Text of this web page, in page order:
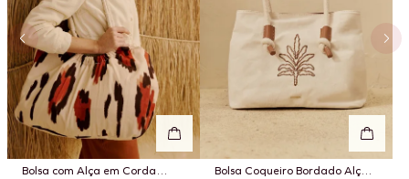
Bolsa com Alça em Corda
Bolsa Coqueiro Bordado Alça